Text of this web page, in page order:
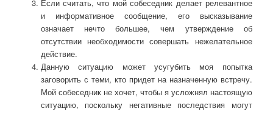
Если считать, что мой собеседник делает релевантное
и информативное сообщение, его высказывание
означает нечто большее, чем утверждение об
отсутствии необходимости совершать нежелательное
действие.
Данную ситуацию может усугубить моя попытка
заговорить с теми, кто придет на назначенную встречу.
Мой собеседник не хочет, чтобы я усложнял настоящую
ситуацию, поскольку негативные последствия могут